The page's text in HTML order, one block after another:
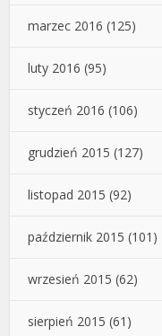
marzec 2016 (125)
luty 2016 (95)
styczeń 2016 (106)
grudzień 2015 (127)
listopad 2015 (92)
październik 2015 (101)
wrzesień 2015 (62)
sierpień 2015 (61)